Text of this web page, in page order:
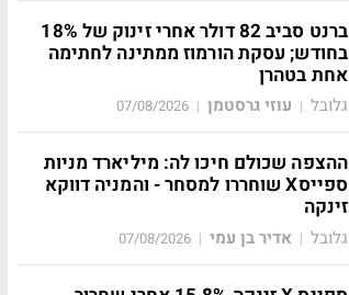
ברנט סביב 82 דולר אחרי זינוק של 18%
בחודש; עסקת הורמוז ממתינה לחתימה
אחת בטהרן
גלובל | עוזי גרסטמן |
07/08/2026
ההצפה שכולם חיכו לה: מיליארד מניות
ספייסX שוחררו למסחר - והמניה דווקא
זינקה
גלובל | אדיר בן עמי |
07/08/2026